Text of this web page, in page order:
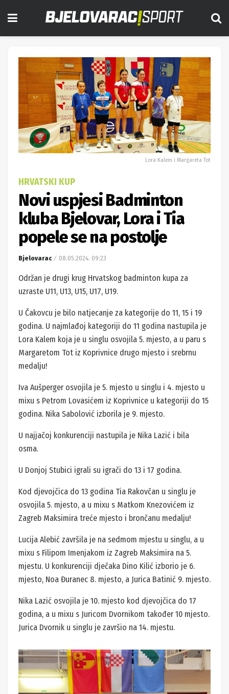
Lora Kalem i Margareta Tot
HRVATSKI KUP
Novi uspjesi Badminton
kluba Bjelovar, Lora i Tia
popele se na postolje
Bjelovarac 08.05.2024. 09:23
Održan je drugi krug Hrvatskog badminton kupa za
uzraste U11, U13, U15, U17, U19.
U Čakovcu je bilo natjecanje za kategorije do 11, 15 i 19
godina. U najmlađoj kategoriji do 11 godina nastupila je
Lora Kalem koja je u singlu osvojila 5. mjesto, a u paru s
Margaretom Tot iz Koprivnice drugo mjesto i srebrnu
medalju!
Iva Aušperger osvojila je 5. mjesto u singlu i 4. mjesto u
mixu s Petrom Lovasićem iz Koprivnice u kategoriji do 15
godina. Nika Sabolović izborila je 9. mjesto.
U najjačoj konkurenciji nastupila je Nika Lazić i bila
osma.
U Donjoj Stubici igrali su igrači do 13 i 17 godina.
Kod djevojčica do 13 godina Tia Rakovčan u singlu je
osvojila 5. mjesto, a u mixu s Matkom Knezovićem iz
Zagreb Maksimira treće mjesto i brončanu medalju!
Lucija Alebić završila je na sedmom mjestu u singlu, a u
mixu s Filipom Imenjakom iz Zagreb Maksimira na 5.
mjestu. U konkurenciji dječaka Dino Kilić izborio je 6.
mjesto, Noa Đuranec 8. mjesto, a Jurica Batinić 9. mjesto.
Nika Lazić osvojila je 10. mjesto kod djevojčica do 17
godina, a u mixu s Juricom Dvornikom također 10 mjesto.
Jurica Dvornik u singlu je završio na 14. mjestu.